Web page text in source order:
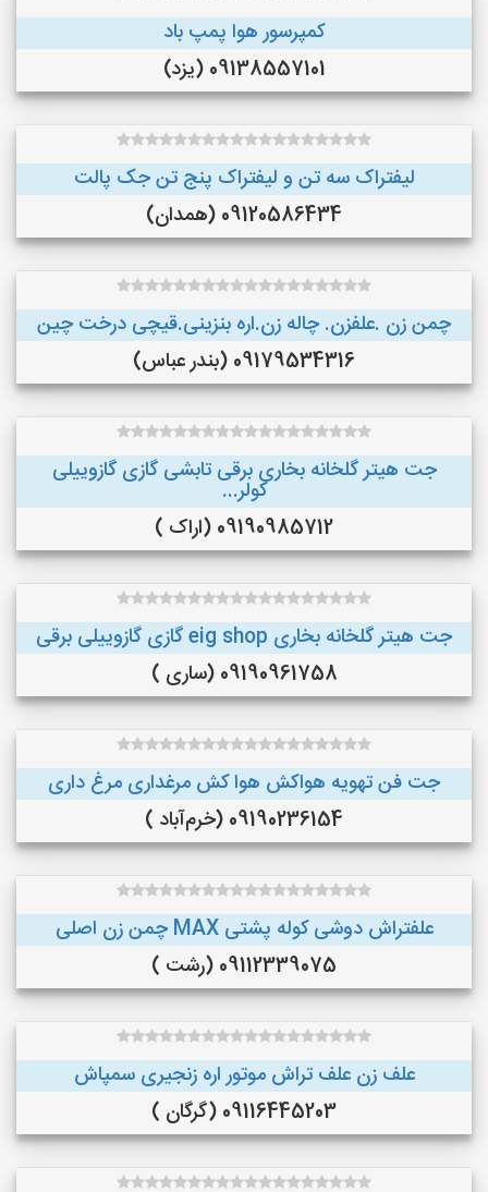
کمپرسور هوا پمپ باد
09138557101 (یزد)
لیفتراک سه تن و لیفتراک پنج تن جک پالت
09120586434 (همدان)
چمن زن .علفزن. چاله زن.اره بنزینی.قیچی درخت چین
09179534316 (بندر عباس)
جت هیتر گلخانه بخاری برقی تابشی گازی گازوییلی
کولر...
09190985712 (اراک )
جت هیتر گلخانه بخاری eig shop گازی گازوییلی برقی
09190961758 (ساری )
جت فن تهویه هواکش هوا کش مرغداری مرغ داری
09190236154 (خرم‌آباد )
علفتراش دوشی کوله پشتی MAX چمن زن اصلی
09112339075 (رشت )
علف زن علف تراش موتور اره زنجیری سمپاش
09116445203 (گرگان )